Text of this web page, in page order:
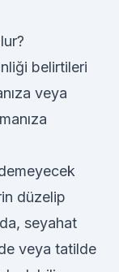
belirtileri
veya
düzelip
seyahat
veya tatilde